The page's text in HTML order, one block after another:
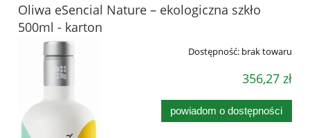
Oliwa eSencial Nature – ekologiczna szkło
500ml - karton
Dostępność: brak towaru
356,27 zł
powiadom o dostępności